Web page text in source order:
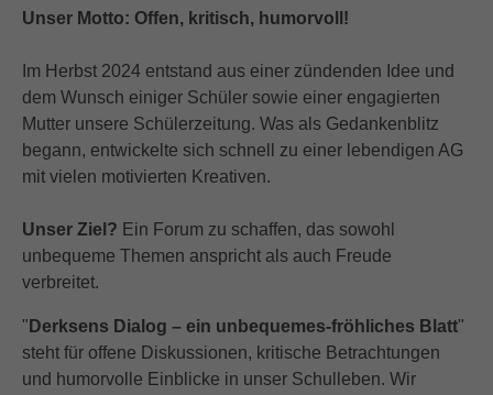
Unser Motto: Offen, kritisch, humorvoll!
Im Herbst 2024 entstand aus einer zündenden Idee und
dem Wunsch einiger Schüler sowie einer engagierten
Mutter unsere Schülerzeitung. Was als Gedankenblitz
begann, entwickelte sich schnell zu einer lebendigen AG
mit vielen motivierten Kreativen.
Unser Ziel? Ein Forum zu schaffen, das sowohl
unbequeme Themen anspricht als auch Freude
verbreitet.
" Derksens Dialog – ein unbequemes-fröhliches Blatt"
steht für offene Diskussionen, kritische Betrachtungen
und humorvolle Einblicke in unser Schulleben. Wir